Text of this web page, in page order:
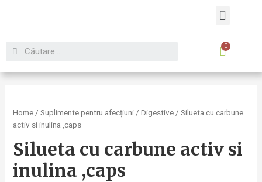
Home /Suplimente pentru afecțiuni /Digestive / Silueta cu carbune
activ si inulina ,caps
Silueta cu carbune activ si
inulina ,caps